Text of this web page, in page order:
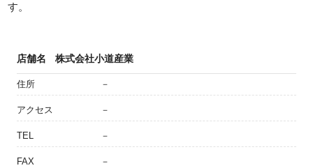
す。
店舗名 株式会社小道産業
住所 －
アクセス －
TEL －
FAX －